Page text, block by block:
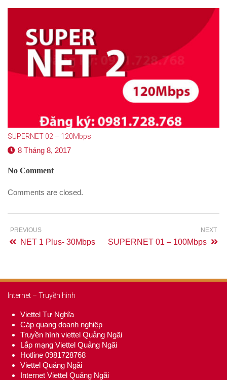
SUPERNET 02 – 120Mbps
8 Tháng 8, 2017
No Comment
Comments are closed.
PREVIOUS
NET 1 Plus- 30Mbps
NEXT
SUPERNET 01 – 100Mbps
Internet – Truyền hình
Viettel Tư Nghĩa
Cáp quang doanh nghiệp
Truyền hình viettel Quảng Ngãi
Lắp mạng Viettel Quảng Ngãi
Hotline 0981728768
Viettel Quảng Ngãi
Internet Viettel Quảng Ngãi